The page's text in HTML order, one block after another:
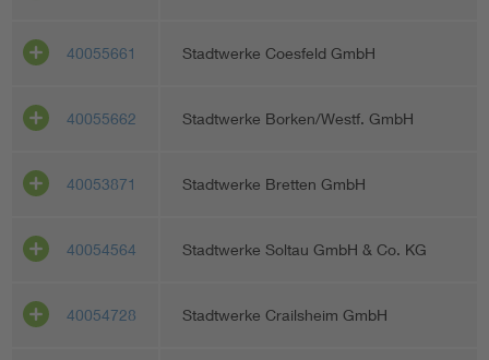
40055661 Stadtwerke Coesfeld GmbH
40055662 Stadtwerke Borken/Westf. GmbH
40053871 Stadtwerke Bretten GmbH
40054564 Stadtwerke Soltau GmbH & Co. KG
40054728 Stadtwerke Crailsheim GmbH